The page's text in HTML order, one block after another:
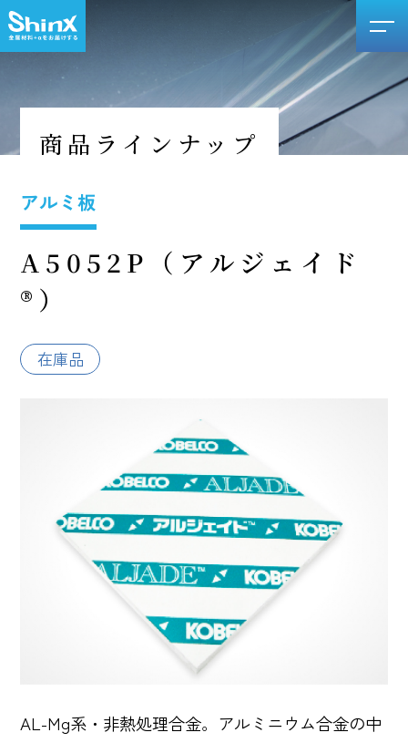
商品ラインナップ
アルミ板
A5052P（アルジェイド
®）
在庫品
AL-Mg系・非熱処理合金。アルミニウム合金の中